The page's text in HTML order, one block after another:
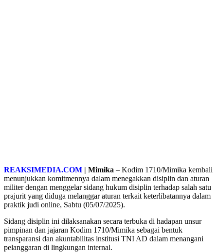
REAKSIMEDIA.COM | Mimika – Kodim 1710/Mimika kembali
menunjukkan komitmennya dalam menegakkan disiplin dan aturan
militer dengan menggelar sidang hukum disiplin terhadap salah satu
prajurit yang diduga melanggar aturan terkait keterlibatannya dalam
praktik judi online, Sabtu (05/07/2025).
Sidang disiplin ini dilaksanakan secara terbuka di hadapan unsur
pimpinan dan jajaran Kodim 1710/Mimika sebagai bentuk
transparansi dan akuntabilitas institusi TNI AD dalam menangani
pelanggaran di lingkungan internal.